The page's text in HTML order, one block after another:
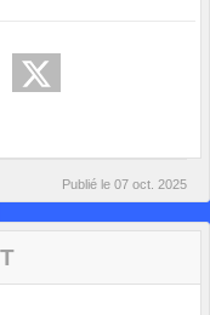
Publié le 07 oct. 2025